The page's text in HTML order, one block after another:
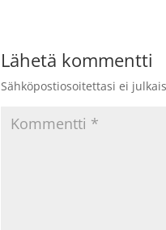
Lähetä kommentti
Sähköpostiosoitettasi ei